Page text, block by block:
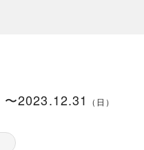
〜2023.12.31 （ 日 ）